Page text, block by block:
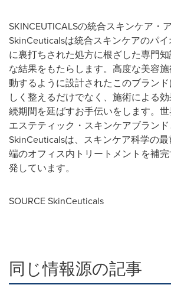
SKINCEUTICALSの統合スキンケア・
SkinCeuticalsは統合スキンケアのパ
に裏打ちされた処方に根ざした専門
な結果をもたらします。高度な美容
動するように設計されたこのブラン
しく整えるだけでなく、施術による
続期間を延ばすお手伝いをします。
エステティック・スキンケアブラン
SkinCeuticalsは、スキンケア科学の
端のオフィス内トリートメントを補
発しています。
SOURCE SkinCeuticals
同じ情報源の記事